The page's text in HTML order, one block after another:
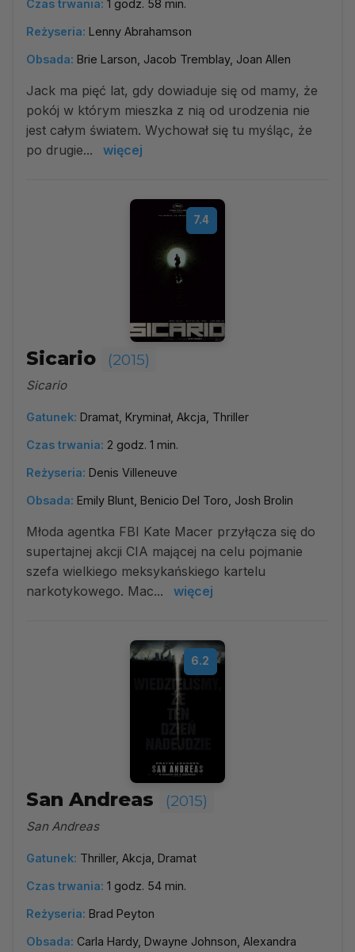
Czas trwania: 1 godz. 58 min.
Reżyseria: Lenny Abrahamson
Obsada: Brie Larson, Jacob Tremblay, Joan Allen
Jack ma pięć lat, gdy dowiaduje się od mamy, że
pokój w którym mieszka z nią od urodzenia nie
jest całym światem. Wychował się tu myśląc, że
po drugie...
więcej
7.4
Sicario (2015)
Sicario
Gatunek: Dramat, Kryminał, Akcja, Thriller
Czas trwania: 2 godz. 1 min.
Reżyseria: Denis Villeneuve
Obsada: Emily Blunt, Benicio Del Toro, Josh Brolin
Młoda agentka FBI Kate Macer przyłącza się do
supertajnej akcji CIA mającej na celu pojmanie
szefa wielkiego meksykańskiego kartelu
narkotykowego. Mac...
więcej
6.2
San Andreas (2015)
San Andreas
Gatunek: Thriller, Akcja, Dramat
Czas trwania: 1 godz. 54 min.
Reżyseria: Brad Peyton
Obsada: Carla Hardy, Dwayne Johnson, Alexandra